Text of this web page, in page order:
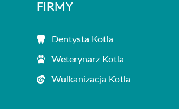
FIRMY
Dentysta Kotla
Weterynarz Kotla
Wulkanizacja Kotla